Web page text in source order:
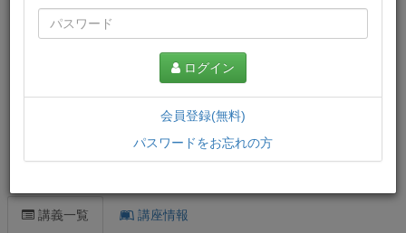
講義一覧 講座情報
ログイン
会員登録(無料)
パスワードをお忘れの方